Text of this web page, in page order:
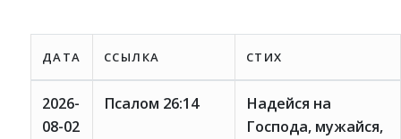
ДАТА ССЫЛКА СТИХ
2026-
08-02
Псалом 26:14
Надейся на
Господа, мужайся,